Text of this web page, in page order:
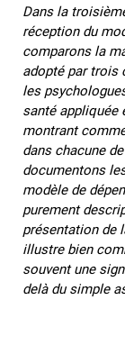
Dans la
réception du
comparons la
adopté par trois
les
santé appliquée
montrant
dans chacune
documentons
modèle de
purement
présentation de
illustre bien
souvent une
delà du simple